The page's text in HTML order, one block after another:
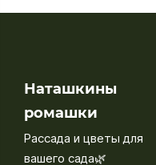
Наташкины
ромашки
Рассада и цветы для
вашего сада🌿